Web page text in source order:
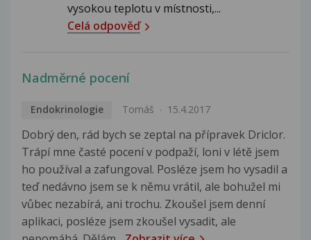
vysokou teplotu v místnosti,...
Celá odpověď
Nadměrné pocení
Endokrinologie Tomáš 15.4.2017
Dobrý den, rád bych se zeptal na přípravek Driclor.
Trápí mne časté pocení v podpaží, loni v létě jsem
ho používal a zafungoval. Posléze jsem ho vysadil a
teď nedávno jsem se k němu vrátil, ale bohužel mi
vůbec nezabírá, ani trochu. Zkoušel jsem denní
aplikaci, posléze jsem zkoušel vysadit, ale